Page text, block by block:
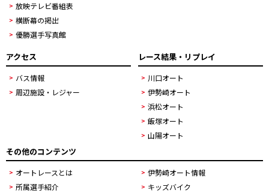
放映テレビ番組表
横断幕の掲出
優勝選手写真館
アクセス
バス情報
周辺施設・レジャー
レース結果・リプレイ
川口オート
伊勢崎オート
浜松オート
飯塚オート
山陽オート
その他のコンテンツ
オートレースとは
伊勢崎オート情報
所属選手紹介
キッズバイク